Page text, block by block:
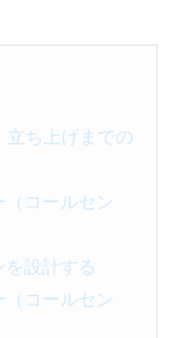
立ち上げまでの
（コールセン
設計する
（コールセン